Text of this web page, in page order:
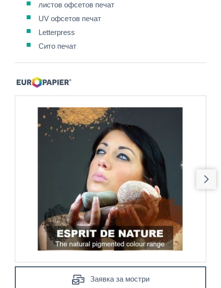
листов офсетов печат
UV офсетов печат
Letterpress
Сито печат
Заявка за мостри